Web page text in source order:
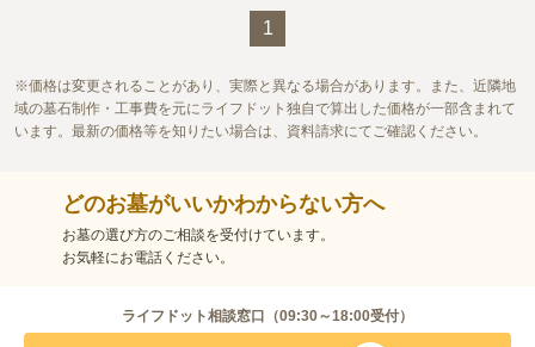
1
価格は変更されることがあり、実際と異なる場合があります。また、近隣地
域の墓石制作・工事費を元にライフドット独自で算出した価格が一部含まれて
います。最新の価格等を知りたい場合は、資料請求にてご確認ください。
どのお墓がいいかわからない方へ
お墓の選び方のご相談を受付けています。
お気軽にお電話ください。
ライフドット相談窓口（09:30～18:00受付）